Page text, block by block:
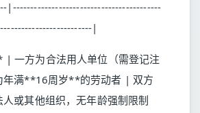
|------------------------------------------
|
一方为合法用人单位（需登记注
年满**16周岁**的劳动者 | 双方
或其他组织，无年龄强制限制